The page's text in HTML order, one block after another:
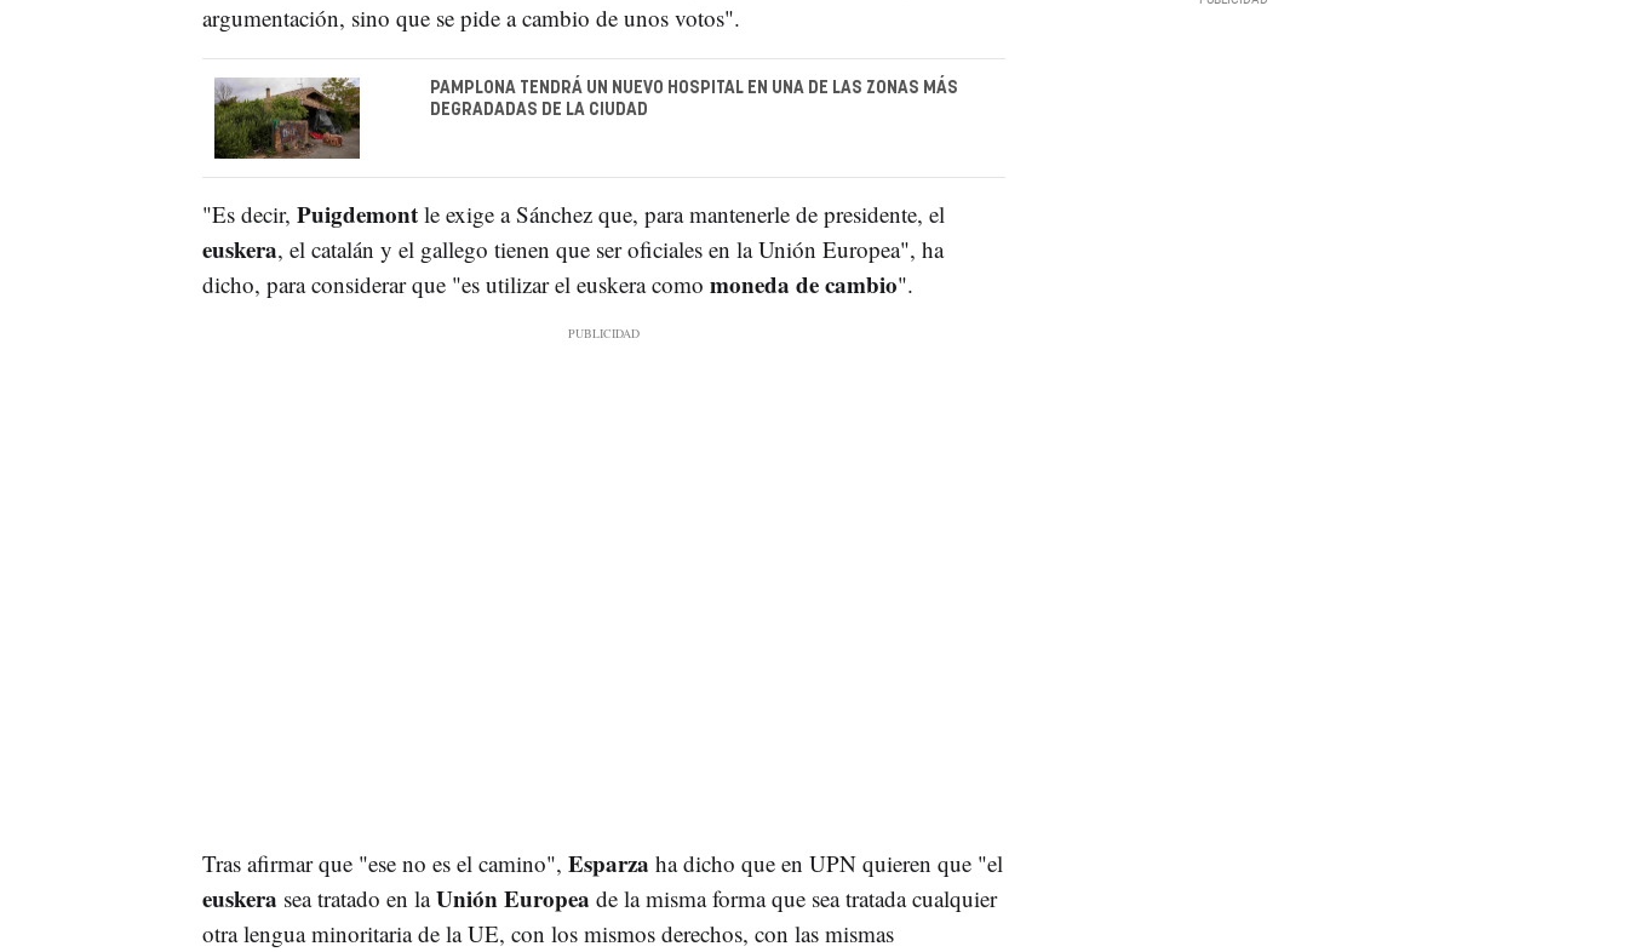
argumentación, sino que se pide a cambio de unos votos".
PAMPLONA TENDRÁ UN NUEVO HOSPITAL EN UNA DE LAS ZONAS MÁS
DEGRADADAS DE LA CIUDAD
"Es decir, Puigdemontle exige a Sánchez que, para mantenerle de presidente, el
euskera, el catalán y el gallego tienen que ser oficiales en la Unión Europea", ha
dicho, para considerar que "es utilizar el euskera como moneda de cambio".
Tras afirmar que "ese no es el camino", Esparza ha dicho que en UPN quieren que "el
euskera sea tratado en laUnión Europea de la misma forma que sea tratada cualquier
otra lengua minoritaria de la UE, con los mismos derechos, con las mismas